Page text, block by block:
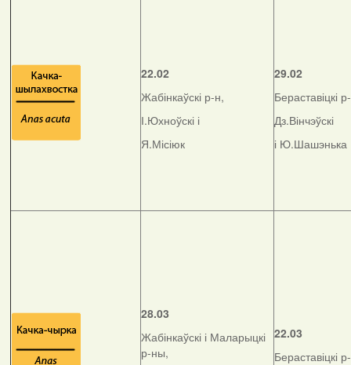
22.02
Жабінкаўскі р-н,
І.Юхноўскі і
Я.Місіюк
29.02
Бераставіцкі
Дз.Вінчэўскі
і Ю.Шашэнька
28.03
Жабінкаўскі і Маларыцкі
р-ны,
22.03
Бераставіцкі